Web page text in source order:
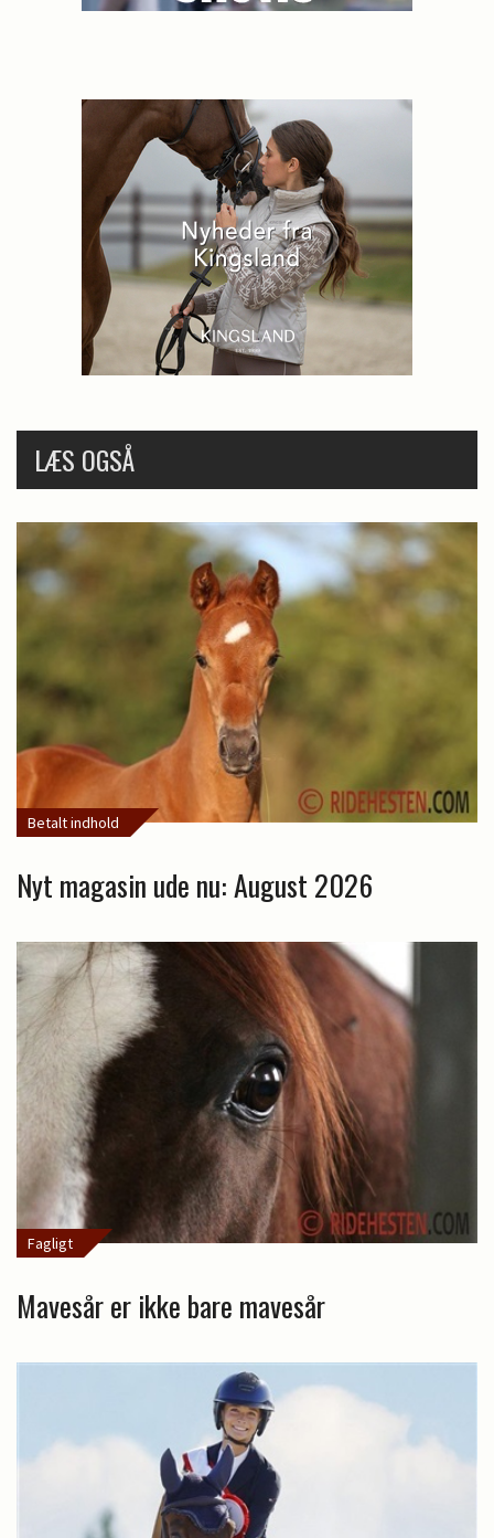
LÆS OGSÅ
Betalt indhold
Nyt magasin ude nu: August 2026
Fagligt
Mavesår er ikke bare mavesår